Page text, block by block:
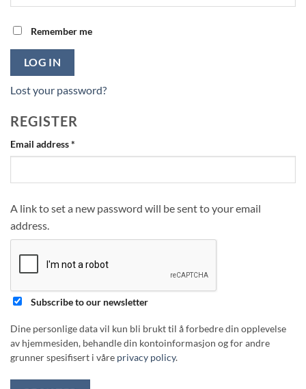
Remember me
LOG IN
Lost your password?
REGISTER
Email address*
A link to set a new password will be sent to your email
address.
Subscribe to our newsletter
Dine personlige data vil kun bli brukt til å forbedre din opplevelse
av hjemmesiden, behandle din kontoinformasjon og for andre
grunner spesifisert i våre privacy policy.